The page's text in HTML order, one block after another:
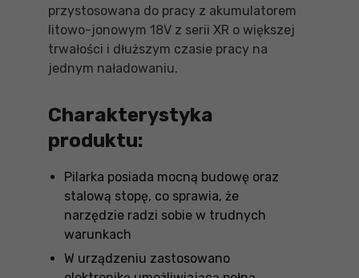
przystosowana do pracy z akumulatorem
litowo-jonowym 18V z serii XR o większej
trwałości i dłuższym czasie pracy na
jednym naładowaniu.
Charakterystyka
produktu:
Pilarka posiada mocną budowę oraz
stalową stopę, co sprawia, że
narzędzie radzi sobie w trudnych
warunkach
W urządzeniu zastosowano